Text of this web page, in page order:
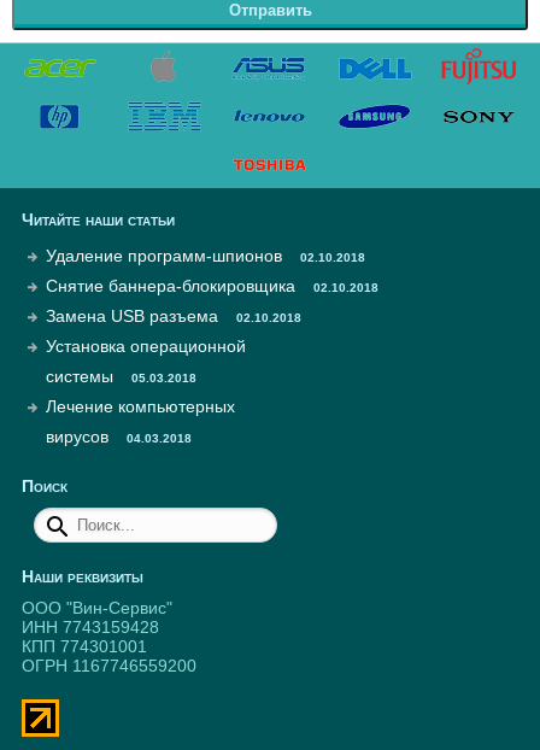
Отправить
Читайте наши статьи
Удаление программ-шпионов
02.10.2018
Снятие баннера-блокировщика 02.10.2018
Замена USB разъема 02.10.2018
Установка операционной
системы
05.03.2018
Лечение компьютерных
вирусов
04.03.2018
Поиск
Наши реквизиты
ООО "Вин-Сервис"
ИНН 7743159428
КПП 774301001
ОГРН 1167746559200